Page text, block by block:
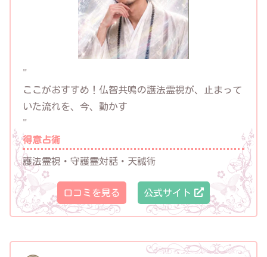
"
ここがおすすめ！ 仏智共鳴の護法霊視が、止まって
いた流れを、今、動かす
"
得意占術
護法霊視・守護霊対話・天誠術
口コミを見る 公式サイト